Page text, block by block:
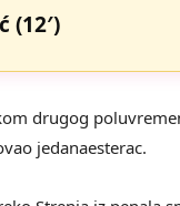
(12′)
drugog
jedanaesterac.